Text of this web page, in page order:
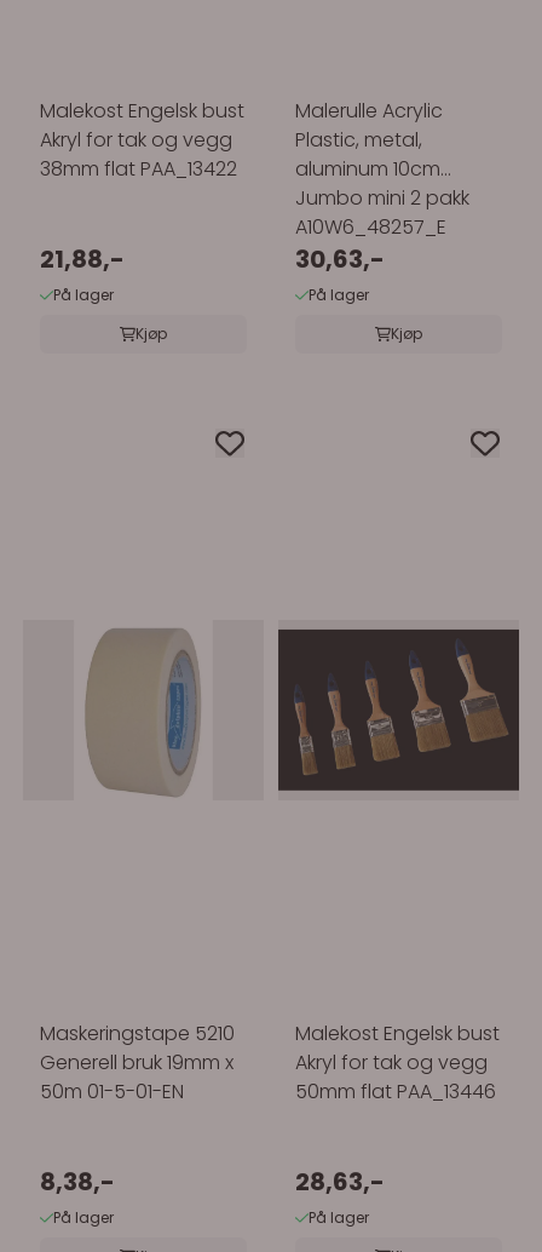
Malekost Engelsk bust
Akryl for tak og vegg
38mm flat PAA_13422
21,88,-
På lager
Kjøp
Malerulle Acrylic
Plastic, metal,
aluminum 10cm
Jumbo mini 2 pakk
A10W6_48257_E
30,63,-
På lager
Kjøp
Maskeringstape 5210
Generell bruk 19mm x
50m 01-5-01-EN
8,38,-
På lager
Malekost Engelsk bust
Akryl for tak og vegg
50mm flat PAA_13446
28,63,-
På lager